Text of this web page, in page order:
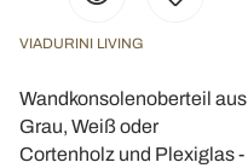
VIADURINI LIVING
Wandkonsolenoberteil aus
Grau, Weiß oder
Cortenholz und Plexiglas -